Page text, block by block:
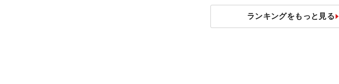
ランキングをもっと見る